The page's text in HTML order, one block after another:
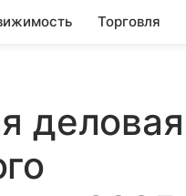
Торговля
деловая